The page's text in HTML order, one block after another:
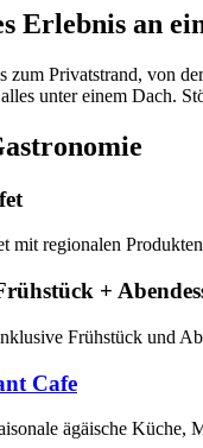
Erlebnis an
zum Privatstrand, von
unter einem Dach.
mit regionalen
+
Frühstück und
Cafe
ägäische Küche,